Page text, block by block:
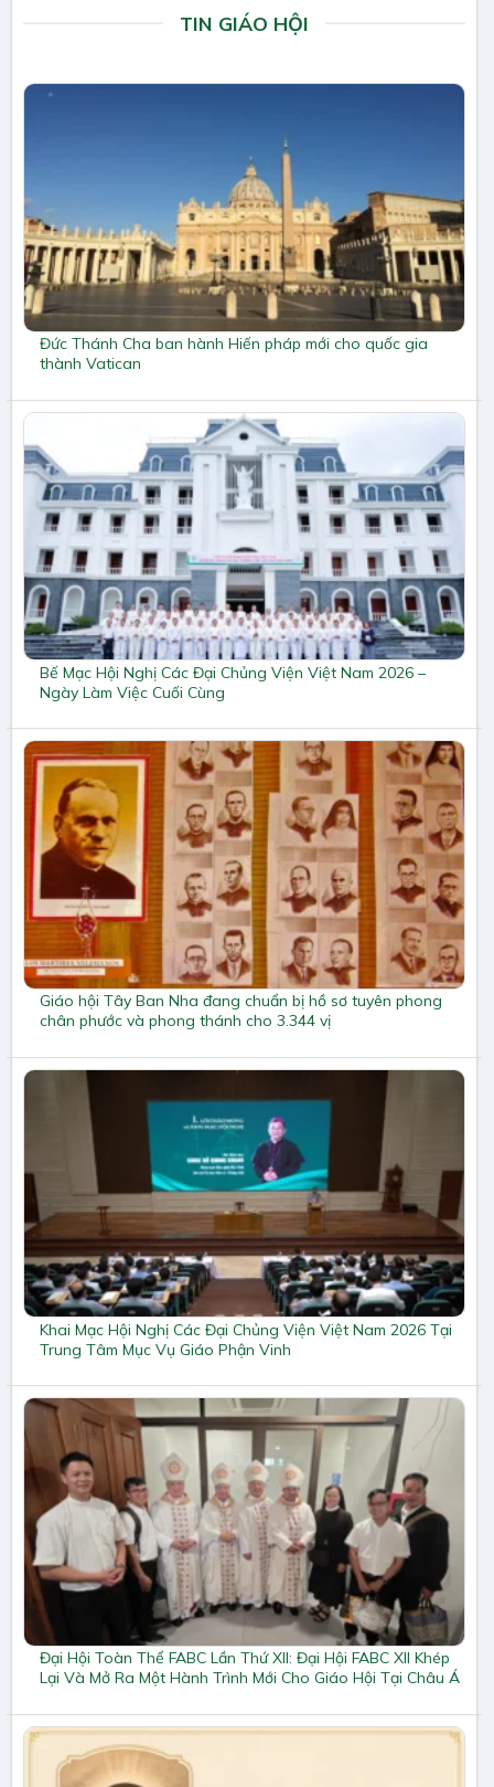
TIN GIÁO HỘI
Đức Thánh Cha ban hành Hiến pháp mới cho quốc gia
thành Vatican
Bế Mạc Hội Nghị Các Đại Chủng Viện Việt Nam 2026 –
Ngày Làm Việc Cuối Cùng
Giáo hội Tây Ban Nha đang chuẩn bị hồ sơ tuyên phong
chân phước và phong thánh cho 3.344 vị
Khai Mạc Hội Nghị Các Đại Chủng Viện Việt Nam 2026 Tại
Trung Tâm Mục Vụ Giáo Phận Vinh
Đại Hội Toàn Thể FABC Lần Thứ XII: Đại Hội FABC XII Khép
Lại Và Mở Ra Một Hành Trình Mới Cho Giáo Hội Tại Châu Á